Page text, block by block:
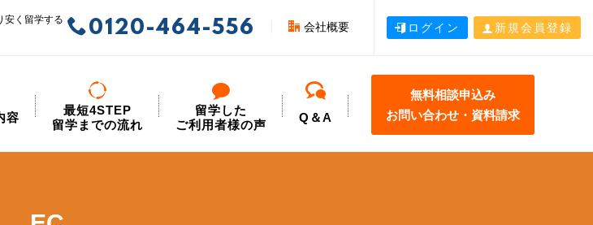
安く留学する
0120-464-556 会社概要 ログイン 新規会員登録
容
最短4STEP
留学までの流れ
留学した
ご利用者様の声
Q＆A
無料相談申込み
お問い合わせ・資料請求